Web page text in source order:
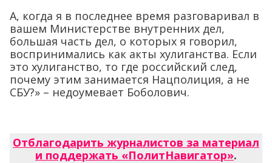
А, когда я в последнее время разговаривал в
вашем Министерстве внутренних дел,
большая часть дел, о которых я говорил,
воспринимались как акты хулиганства. Если
это хулиганство, то где российский след,
почему этим занимается Нацполиция, а не
СБУ?» – недоумевает Боболович.
Отблагодарить журналистов за материал
и поддержать «ПолитНавигатор».